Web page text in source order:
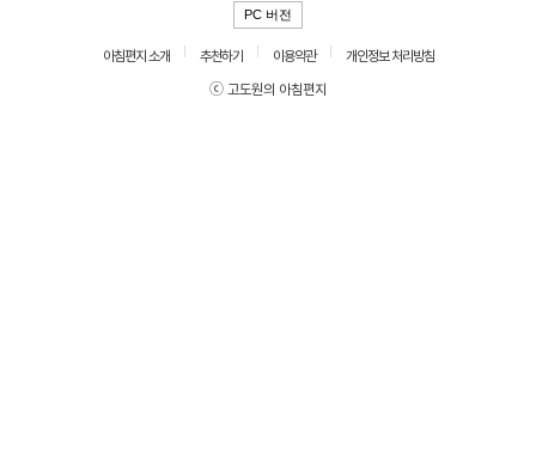
PC 버전
아침편지 소개 추천하기 이용약관
개인정보 처리방침
ⓒ 고도원의 아침편지